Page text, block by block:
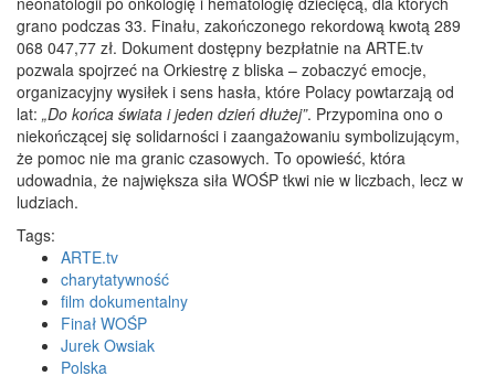
grano podczas 33. Finału, zakończonego rekordową kwotą 289
068 047,77 zł. Dokument dostępny bezpłatnie na ARTE.tv
pozwala spojrzeć na Orkiestrę z bliska – zobaczyć emocje,
organizacyjny wysiłek i sens hasła, które Polacy powtarzają od
lat: „Do końca świata i jeden dzień dłużej”. Przypomina ono o
niekończącej się solidarności i zaangażowaniu symbolizującym,
że pomoc nie ma granic czasowych. To opowieść, która
udowadnia, że największa siła WOŚP tkwi nie w liczbach, lecz w
ludziach.
Tags:
ARTE.tv
charytatywność
film dokumentalny
Finał WOŚP
Jurek Owsiak
Polska